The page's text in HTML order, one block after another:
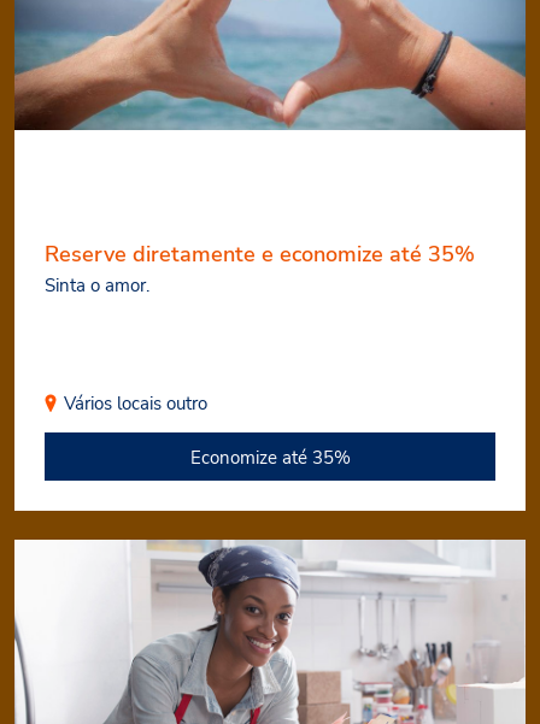
Reserve diretamente e economize até 35%
Sinta o amor.
Vários locais outro
Economize até 35%